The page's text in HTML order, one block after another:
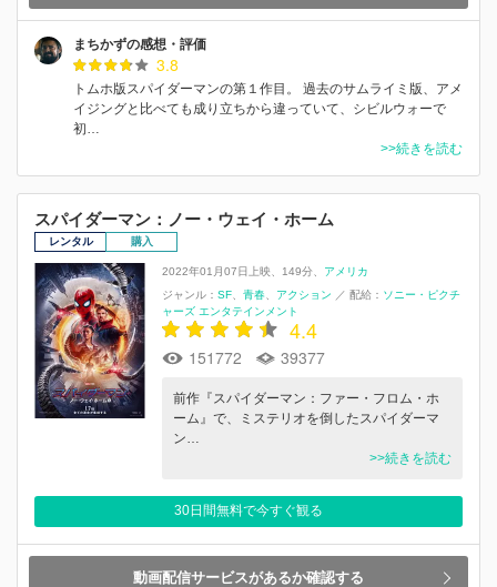
まちかずの感想・評価
3.8
トムホ版スパイダーマンの第１作目。 過去のサムライミ版、アメ
イジングと比べても成り立ちから違っていて、シビルウォーで
初…
>>続きを読む
スパイダーマン：ノー・ウェイ・ホーム
レンタル 購入
2022年01月07日上映 149分
アメリカ
ジャンル： SF 青春 アクション ／ 配給： ソニー・ピクチ
ャーズ エンタテインメント
4.4
151772 39377
前作『スパイダーマン：ファー・フロム・ホ
ーム』で、ミステリオを倒したスパイダーマ
ン…
>>続きを読む
30日間無料で今すぐ観る
動画配信サービスがあるか確認する